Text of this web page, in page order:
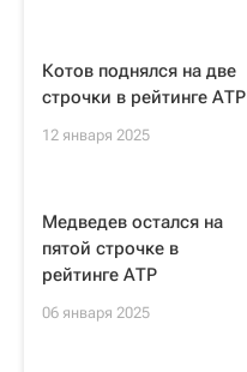
Котов поднялся на две
строчки в рейтинге АТР
12 января 2025
Медведев остался на
пятой строчке в
рейтинге АТР
06 января 2025